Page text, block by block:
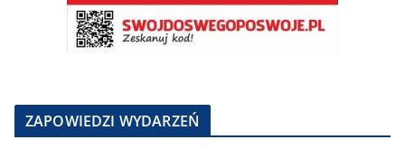
ZAPOWIEDZI WYDARZEŃ